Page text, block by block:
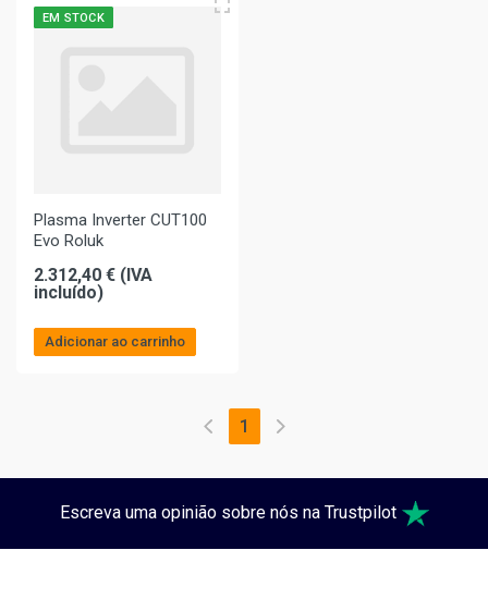
EM STOCK
Plasma Inverter CUT100
Evo Roluk
2.312,40 € (IVA
incluído)
Adicionar ao carrinho
1
Escreva uma opinião sobre nós na Trustpilot